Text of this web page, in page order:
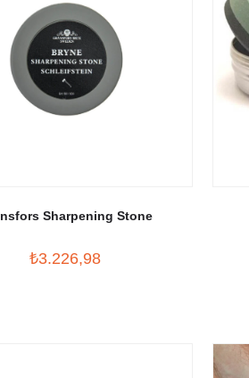
Sharpening Stone
₺3.226,98